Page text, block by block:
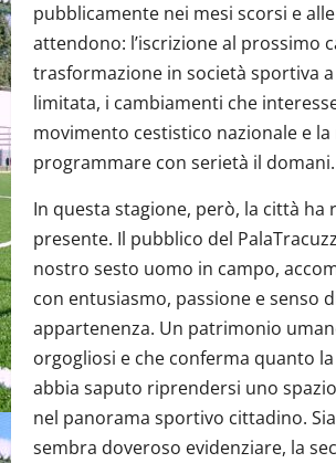
pubblicamente nei mesi scorsi e
attendono: l’iscrizione al prossimo
trasformazione in società sportiva
limitata, i cambiamenti che
movimento cestistico nazionale e la
programmare con serietà il domani.
In questa stagione, però, la città ha
presente. Il pubblico del
nostro sesto uomo in campo,
con entusiasmo, passione e senso
appartenenza. Un patrimonio
orgogliosi e che conferma quanto
abbia saputo riprendersi uno
nel panorama sportivo cittadino.
sembra doveroso evidenziare, la